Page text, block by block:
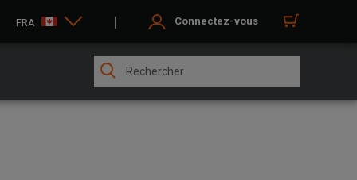
FRA Connectez-vous